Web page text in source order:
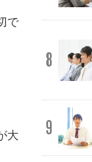
で
大
8
9